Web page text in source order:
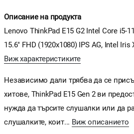
Описание на продукта
Lenovo ThinkPad E15 G2 Intel Core i5-
15.6" FHD (1920x1080) IPS AG, Intel Iris
Виж характеристиките
Независимо дали трябва да се
хитове, ThinkPad E15 Gen 2 ви
нужда да търсите слушалки или да
слушалките, коит... Виж описанието